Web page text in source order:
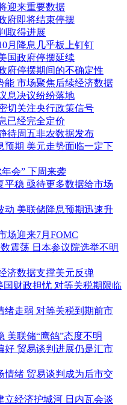
迎来重要数据
府即将结束停摆
取得进展
月降息几乎板上钉钉
国政府停摆延续
府停摆期间的不确定性
能 市场聚焦后续经济数据
息决议纷纷落地
切关注央行政策信号
已经完全定价
待周五非农数据发布
预期 美元走势面临一定下
会” 下周来袭
平稳 亟待更多数据给市场
动 美联储降息预期迅速升
场迎来7月FOMC
震荡 日本参议院选举不明
济数据支撑美元反弹
国财政担忧 对等关税期限临
绪走弱 对等关税到期前市
美联储“鹰鸽”态度不明
好 贸易谈判进展仍是汇市
情绪 贸易谈判成为后市交
立经济护城河 日内瓦会谈